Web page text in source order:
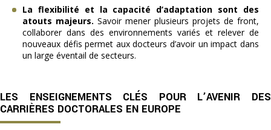
La flexibilité et la capacité d’adaptation sont des
atouts majeurs. Savoir mener plusieurs projets de front,
collaborer dans des environnements variés et relever de
nouveaux défis permet aux docteurs d’avoir un impact dans
un large éventail de secteurs.
LES ENSEIGNEMENTS CLÉS POUR L’AVENIR DES
CARRIÈRES DOCTORALES EN EUROPE